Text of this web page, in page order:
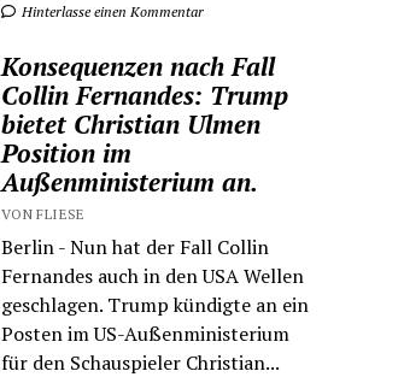
Hinterlasse einen Kommentar
Konsequenzen nach Fall
Collin Fernandes: Trump
bietet Christian Ulmen
Position im
Außenministerium an.
VON FLIESE
Berlin - Nun hat der Fall Collin
Fernandes auch in den USA Wellen
geschlagen. Trump kündigte an ein
Posten im US-Außenministerium
für den Schauspieler Christian...